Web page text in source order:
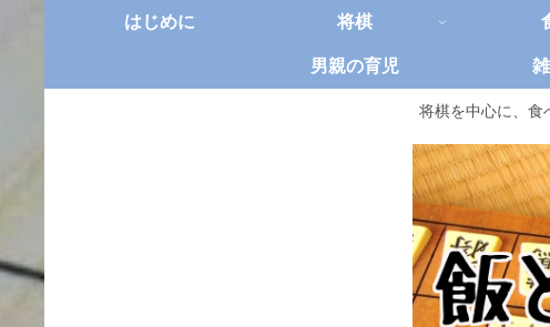
将棋を中心に、食
はじめに 将棋
男親の育児